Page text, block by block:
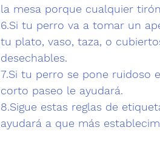
la mesa porque cualquier
6.Si tu perro va a tomar un
tu plato, vaso, taza, o
desechables.
7.Si tu perro se pone ruidoso
corto paseo le ayudará.
8.Sigue estas reglas de
ayudará a que más